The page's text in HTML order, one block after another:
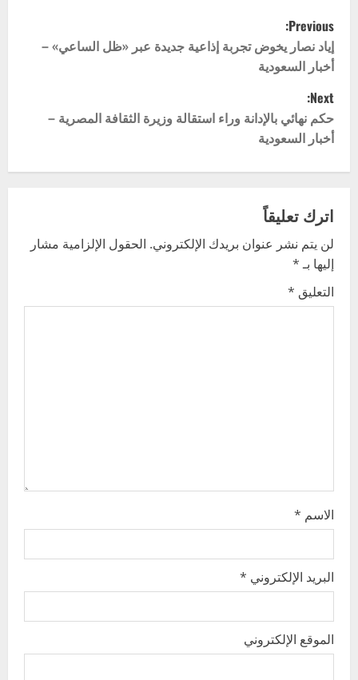
P
o
s
t
n
v
i
g
Previous:
إياد نصار يخوض تجربة إذاعية جديدة عبر «ظل الساعي» –
أخبار السعودية
Next:
حكم نهائي بالإدانة وراء استقالة وزيرة الثقافة المصرية –
أخبار السعودية
اترك تعليقاً
لن يتم نشر عنوان بريدك الإلكتروني. الحقول الإلزامية مشار
إليها بـ*
التعليق *
الاسم *
البريد الإلكتروني *
الموقع الإلكتروني